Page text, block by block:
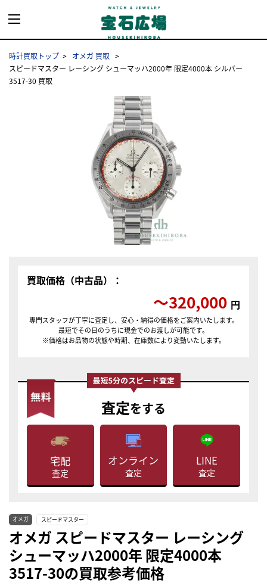
時計買取トップ
オメガ 買取
スピードマスター レーシング シューマッハ2000年 限定4000本 シルバー
3517-30 買取
買取価格（中古品）：
〜320,000 円
専門スタッフが丁寧に査定し、安心・納得の価格をご案内いたします。
最短でその日のうちに現金でのお渡しが可能です。
※価格はお品物の状態や時期、在庫数により変動いたします。
査定をする
宅配
査定
オンライン
査定
LINE
査定
オメガ スピードマスター
オメガ スピードマスター レーシング
シューマッハ2000年 限定4000本
3517-30の買取参考価格